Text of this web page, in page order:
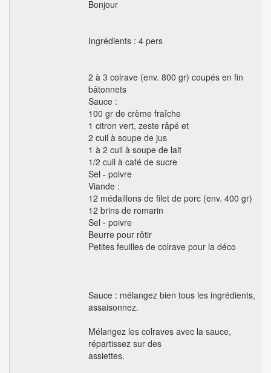
Bonjour
Ingrédients : 4 pers
2 à 3 colrave (env. 800 gr) coupés en fin
bâtonnets
Sauce :
100 gr de crème fraîche
1 citron vert, zeste râpé et
2 cuil à soupe de jus
1 à 2 cuil à soupe de lait
1/2 cuil à café de sucre
Sel - poivre
Viande :
12 médaillons de filet de porc (env. 400 gr)
12 brins de romarin
Sel - poivre
Beurre pour rôtir
Petites feuilles de colrave pour la déco
Sauce : mélangez bien tous les ingrédients,
assaisonnez.
Mélangez les colraves avec la sauce,
répartissez sur des
assiettes.